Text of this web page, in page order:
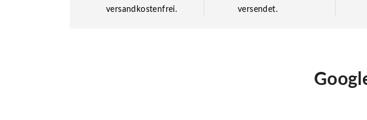
versandkostenfrei.
versendet.